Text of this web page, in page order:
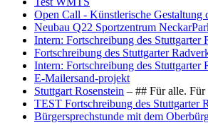
Open Call - Künstlerische Gestaltung
Neubau Q22 Sportzentrum
Intern: Fortschreibung des
Fortschreibung des Stuttgarter
Intern: Fortschreibung des Stuttgarter
E-Mailersand-projekt
Stuttgart Rosenstein – ## Für alle.
TEST Fortschreibung des Stuttgarter
Bürgersprechstunde mit dem